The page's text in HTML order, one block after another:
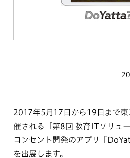
2017年5月17日から19日まで東
催される「第8回 教育ITソリュー
コンセント開発のアプリ「
を出展します。